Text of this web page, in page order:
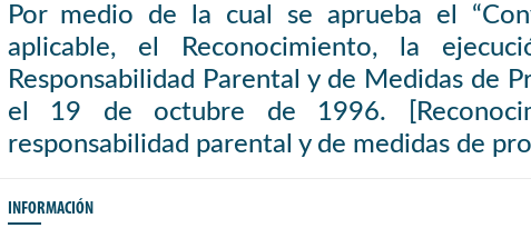
Por medio de la cual se aprueba el
aplicable, el Reconocimiento, la
Responsabilidad Parental y de Medidas de
el 19 de octubre de 1996.
responsabilidad parental y de medidas de
INFORMACIÓN